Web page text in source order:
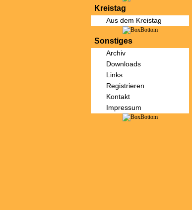
Kreistag
Aus dem Kreistag
Sonstiges
Archiv
Downloads
Links
Registrieren
Kontakt
Impressum